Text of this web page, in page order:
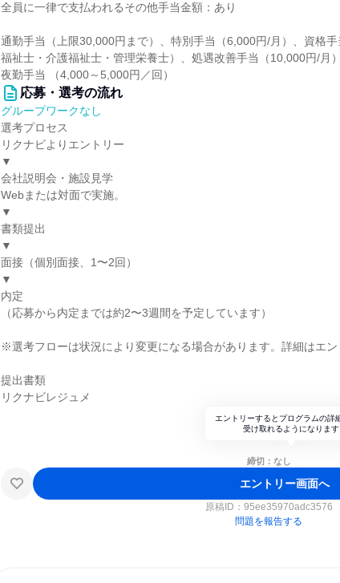
全員に一律で支払われるその他手当金額：あり
通勤手当（上限30,000円まで）、特別手当（6,000円/月）、資格
福祉士・介護福祉士・管理栄養士）、処遇改善手当（10,000円/月
夜勤手当 （4,000～5,000円／回）
応募・選考の流れ
グループワークなし
選考プロセス
リクナビよりエントリー
▼
会社説明会・施設見学
Webまたは対面で実施。
▼
書類提出
▼
面接（個別面接、1〜2回）
▼
内定
（応募から内定までは約2〜3週間を予定しています）
※選考フローは状況により変更になる場合があります。詳細はエン
提出書類
リクナビレジュメ
エントリーするとプログラムの詳
受け取れるようになります
締切：なし
エントリー画面へ
原稿ID： 95ee35970adc3576
問題を報告する